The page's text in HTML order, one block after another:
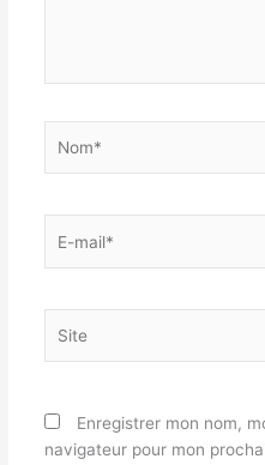
mail*
Enregistrer mon nom,
navigateur pour mon